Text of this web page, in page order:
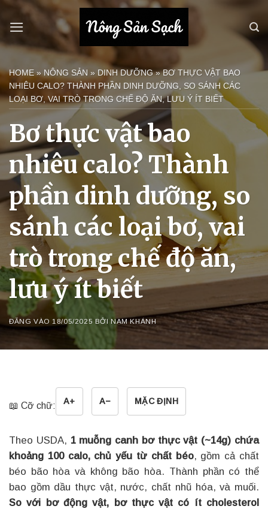
qua
HOME» NÔNG SẢN » DINH DƯỠNG»BƠ THỰC VẬT BAO
NHIÊU CALO? THÀNH PHẦN DINH DƯỠNG, SO SÁNH CÁC
LOẠI BƠ, VAI TRÒ TRONG CHẾ ĐỘ ĂN, LƯU Ý ÍT BIẾT
Bơ thực vật bao
nhiêu calo? Thành
phần dinh dưỡng, so
sánh các loại bơ, vai
trò trong chế độ ăn,
lưu ý ít biết
ĐĂNG VÀO18/05/2025 BỞINAM KHÁNH
📖 Cỡ chữ: A+ A− MẶC ĐỊNH
Theo USDA, 1 muỗng canh bơ thực vật (~14g) chứa
khoảng 100 calo, chủ yếu từ chất béo, gồm cả chất
béo bão hòa và không bão hòa. Thành phần có thể
bao gồm dầu thực vật, nước, chất nhũ hóa, và muối.
So với bơ động vật, bơ thực vật có ít cholesterol